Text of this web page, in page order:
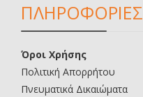
ΠΛΗΡΟΦΟΡΙΕΣ
Όροι Χρήσης
Πολιτική Απορρήτου
Πνευματικά Δικαιώματα